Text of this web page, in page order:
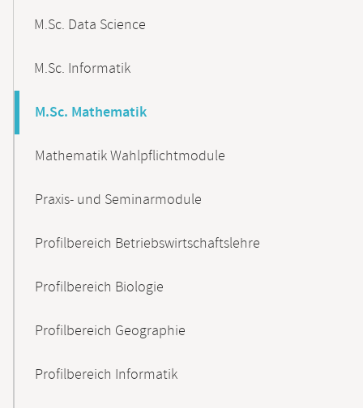
M.Sc. Data Science
M.Sc. Informatik
M.Sc. Mathematik
Mathematik Wahlpflichtmodule
Praxis- und Seminarmodule
Profilbereich Betriebswirtschaftslehre
Profilbereich Biologie
Profilbereich Geographie
Profilbereich Informatik